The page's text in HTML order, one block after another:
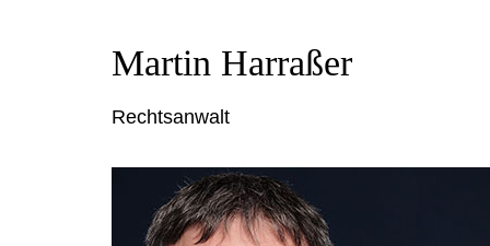
Martin Harraßer
Rechtsanwalt